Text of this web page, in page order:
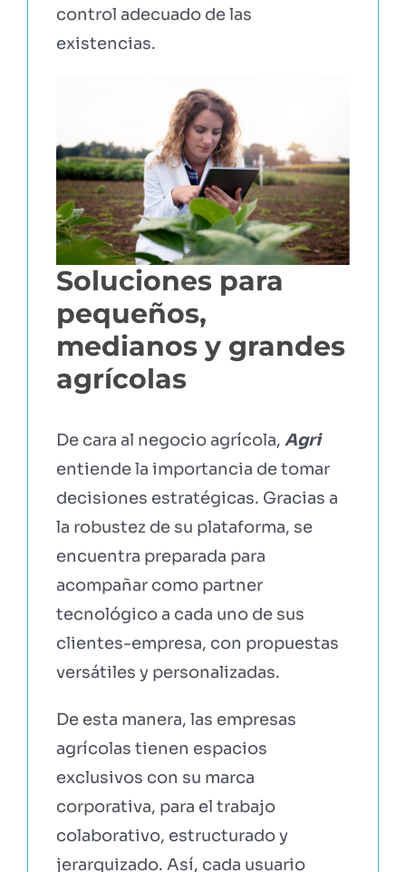
control adecuado de las
existencias.
Soluciones para
pequeños,
medianos y grandes
agrícolas
De cara al negocio agrícola, Agri
entiende la importancia de tomar
decisiones estratégicas. Gracias a
la robustez de su plataforma, se
encuentra preparada para
acompañar como partner
tecnológico a cada uno de sus
clientes-empresa, con propuestas
versátiles y personalizadas.
De esta manera, las empresas
agrícolas tienen espacios
exclusivos con su marca
corporativa, para el trabajo
colaborativo, estructurado y
jerarquizado. Así, cada usuario